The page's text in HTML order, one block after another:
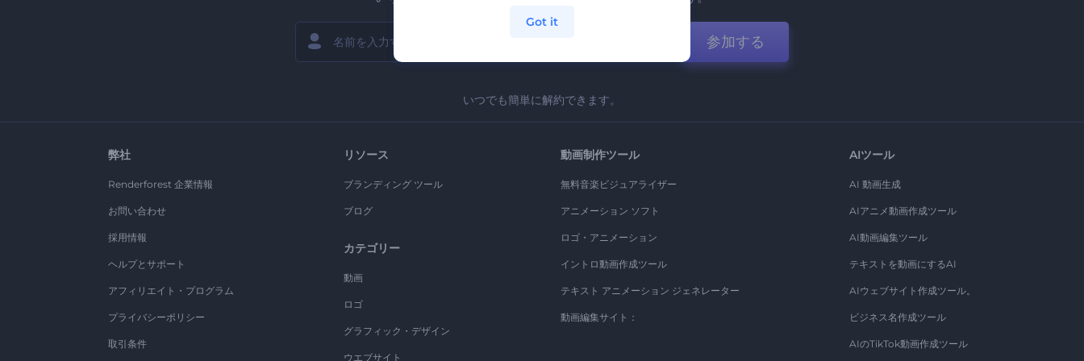
参加する
いつでも簡単に解約できます。
弊社
Renderforest 企業情報
お問い合わせ
採用情報
ヘルプとサポート
アフィリエイト・プログラム
プライバシーポリシー
取引条件
リソース
ブランディング ツール
ブログ
カテゴリー
動画
ロゴ
グラフィック・デザイン
ウエブサイト
動画制作ツール
無料音楽ビジュアライザー
アニメーション ソフト
ロゴ・アニメーション
イントロ動画作成ツール
テキスト アニメーション ジェネレーター
動画編集サイト：
AIツール
AI 動画生成
AIアニメ動画作成ツール
AI動画編集ツール
テキストを動画にするAI
AIウェブサイト作成ツール。
ビジネス名作成ツール
AIのTikTok動画作成ツール
Got it